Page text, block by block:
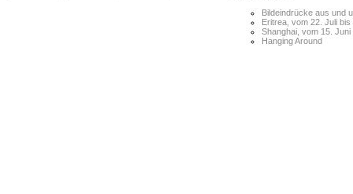
Bildeindrücke aus und
Eritrea, vom 22. Juli
Shanghai, vom 15.
Hanging Around